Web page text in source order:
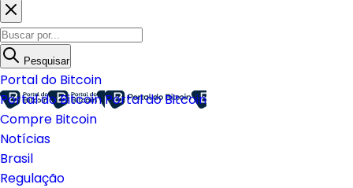
Pesquisar
Portal do Bitcoin
Portal do BitcoinPortal do Bitcoin
Compre Bitcoin
Notícias
Brasil
Regulação